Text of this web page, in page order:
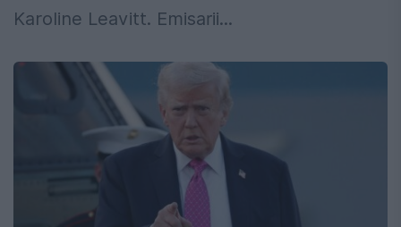
Karoline Leavitt. Emisarii...